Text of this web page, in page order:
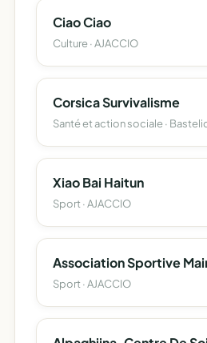
Ciao Ciao
Culture · AJACCIO
Corsica Survivalisme
Santé et action sociale ·
Xiao Bai Haitun
Sport · AJACCIO
Association Sportive
Sport · AJACCIO